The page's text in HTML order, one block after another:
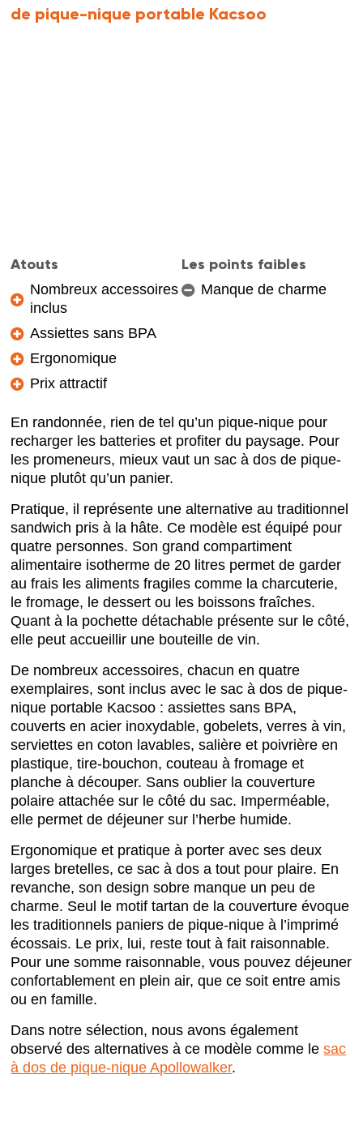
de pique-nique portable Kacsoo
Atouts
Nombreux accessoires
inclus
Assiettes sans BPA
Ergonomique
Prix attractif
Les points faibles
Manque de charme
En randonnée, rien de tel qu’un pique-nique pour
recharger les batteries et profiter du paysage. Pour
les promeneurs, mieux vaut un sac à dos de pique-
nique plutôt qu’un panier.
Pratique, il représente une alternative au traditionnel
sandwich pris à la hâte. Ce modèle est équipé pour
quatre personnes. Son grand compartiment
alimentaire isotherme de 20 litres permet de garder
au frais les aliments fragiles comme la charcuterie,
le fromage, le dessert ou les boissons fraîches.
Quant à la pochette détachable présente sur le côté,
elle peut accueillir une bouteille de vin.
De nombreux accessoires, chacun en quatre
exemplaires, sont inclus avec le sac à dos de pique-
nique portable Kacsoo : assiettes sans BPA,
couverts en acier inoxydable, gobelets, verres à vin,
serviettes en coton lavables, salière et poivrière en
plastique, tire-bouchon, couteau à fromage et
planche à découper. Sans oublier la couverture
polaire attachée sur le côté du sac. Imperméable,
elle permet de déjeuner sur l’herbe humide.
Ergonomique et pratique à porter avec ses deux
larges bretelles, ce sac à dos a tout pour plaire. En
revanche, son design sobre manque un peu de
charme. Seul le motif tartan de la couverture évoque
les traditionnels paniers de pique-nique à l’imprimé
écossais. Le prix, lui, reste tout à fait raisonnable.
Pour une somme raisonnable, vous pouvez déjeuner
confortablement en plein air, que ce soit entre amis
ou en famille.
Dans notre sélection, nous avons également
observé des alternatives à ce modèle comme lesac
à dos de pique-nique Apollowalker.